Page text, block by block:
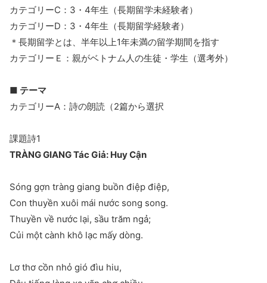
カテゴリーC：3・4年生（長期留学未経験者）
カテゴリーD：3・4年生（長期留学経験者）
＊長期留学とは、半年以上1年未満の留学期間を指す
カテゴリーＥ：親がベトナム人の生徒・学生（選考外）
■ テーマ
カテゴリーA：詩の朗読（2篇から選択
課題詩1
TRÀNG GIANG Tác Giả: Huy Cận
Sóng gợn tràng giang buồn điệp điệp,
Con thuyền xuôi mái nước song song.
Thuyền về nước lại, sầu trăm ngả;
Củi một cành khô lạc mấy dòng.
Lơ thơ cồn nhỏ gió đìu hiu,